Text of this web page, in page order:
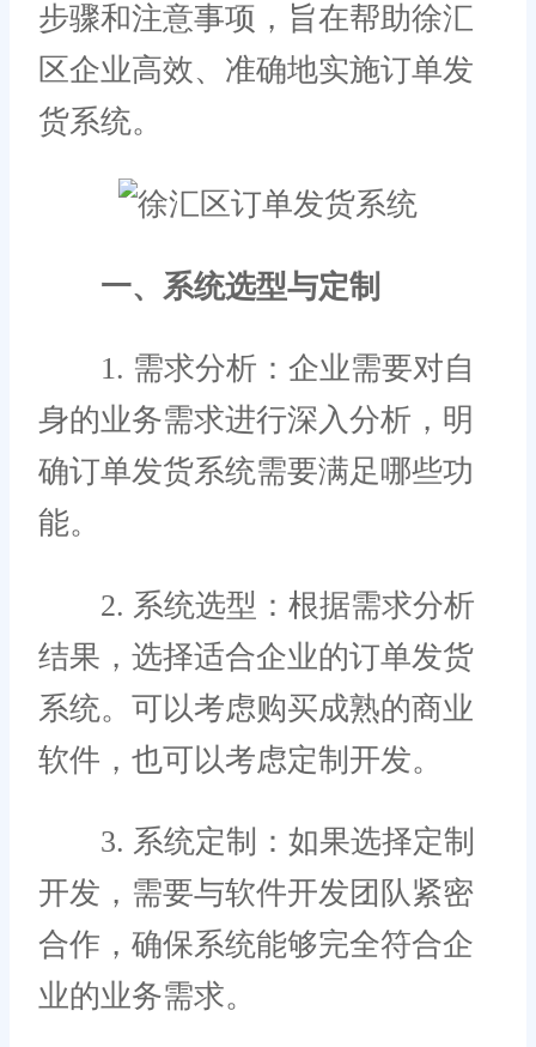
步骤和注意事项，旨在帮助徐汇
区企业高效、准确地实施订单发
货系统。
一、系统选型与定制
1. 需求分析：企业需要对自
身的业务需求进行深入分析，明
确订单发货系统需要满足哪些功
能。
2. 系统选型：根据需求分析
结果，选择适合企业的订单发货
系统。可以考虑购买成熟的商业
软件，也可以考虑定制开发。
3. 系统定制：如果选择定制
开发，需要与软件开发团队紧密
合作，确保系统能够完全符合企
业的业务需求。